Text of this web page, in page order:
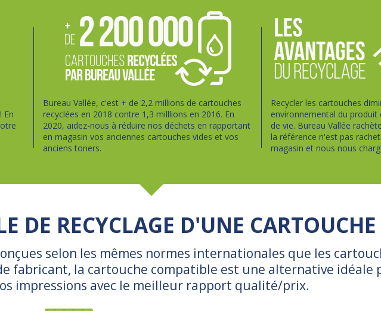
En
Bureau Vallée, c'est + de 2,2 millions de cartouches
recyclées en 2018 contre 1,3 milllions en 2016. En
2020, aidez-nous à réduire nos déchets en rapportant
en magasin vos anciennes cartouches vides et vos
anciens toners.
Recycler les cartouches
environnemental du produit
de vie. Bureau Vallée
la référence n'est pas
magasin et nous nous
DE RECYCLAGE D'UNE CARTOUCHE
selon les mêmes normes internationales que les
fabricant, la cartouche compatible est une alternative idéale
impressions avec le meilleur rapport qualité/prix.